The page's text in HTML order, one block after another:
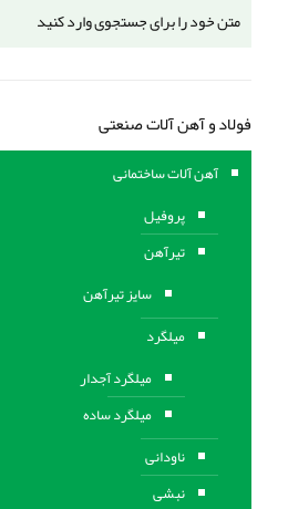
فولاد و آهن آلات صنعتی
آهن آلات ساختمانی
پروفیل
تیرآهن
سایز تیرآهن
میلگرد
میلگرد آجدار
میلگرد ساده
ناودانی
نبشی